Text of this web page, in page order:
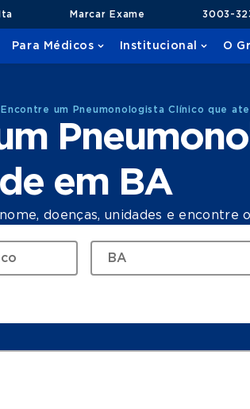
Marcar Exame 3003-
Para Médicos Institucional O
Encontre um Pneumonologista Clínico que
em BA
doenças, unidades e encontre